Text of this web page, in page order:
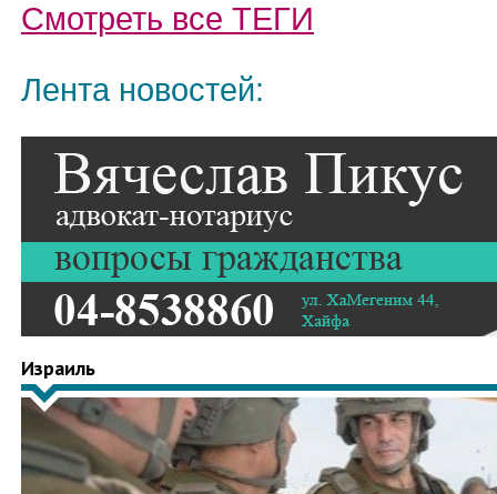
Смотреть все ТЕГИ
Лента новостей:
Израиль